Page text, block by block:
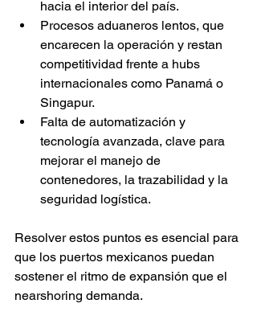
hacia el interior del país.
Procesos aduaneros lentos, que
encarecen la operación y restan
competitividad frente a hubs
internacionales como Panamá o
Singapur.
Falta de automatización y
tecnología avanzada, clave para
mejorar el manejo de
contenedores, la trazabilidad y la
seguridad logística.
Resolver estos puntos es esencial para
que los puertos mexicanos puedan
sostener el ritmo de expansión que el
nearshoring demanda.